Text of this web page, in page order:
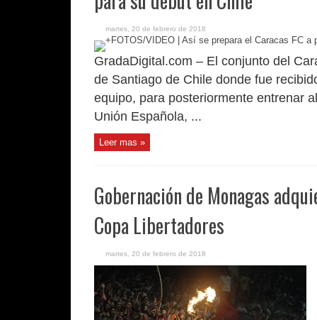
martes, 20 de febrero de 2018
GradaDigital.com – El conjunto del
de Santiago de Chile donde fue
equipo, para posteriormente entrenar
Unión Española, ...
Leer mas »
Gobernación de Monagas
Copa Libertadores
martes, 20 de febrero de 2018